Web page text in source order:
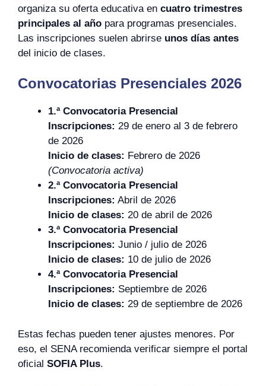
organiza su oferta educativa en cuatro trimestres
principales al año para programas presenciales.
Las inscripciones suelen abrirse unos días antes
del inicio de clases.
Convocatorias Presenciales 2026
1.ª Convocatoria Presencial
Inscripciones: 29 de enero al 3 de febrero
de 2026
Inicio de clases: Febrero de 2026
(Convocatoria activa)
2.ª Convocatoria Presencial
Inscripciones: Abril de 2026
Inicio de clases: 20 de abril de 2026
3.ª Convocatoria Presencial
Inscripciones: Junio / julio de 2026
Inicio de clases: 10 de julio de 2026
4.ª Convocatoria Presencial
Inscripciones: Septiembre de 2026
Inicio de clases: 29 de septiembre de 2026
Estas fechas pueden tener ajustes menores. Por
eso, el SENA recomienda verificar siempre el portal
oficial SOFIA Plus.